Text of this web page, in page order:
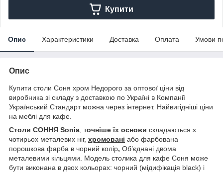
Купити
Опис Характеристики Доставка Оплата Умови
Опис
Купити столи Соня хром Недорого за оптової ціни від
виробника зі складу з доставкою по Україні в Компанії
Український Стандарт можна через інтернет. Найвигідніші ціни
на меблі для кафе.
Столи СОННЯ Sonia , точніше їх основи складаються з
чотирьох металевих ніг, хромовані або фарбована
порошкова фарба в чорний колір, Об’єднані двома
металевими кільцями. Модель столика для кафе Соня може
бути виконана в двох кольорах: чорний (мідифікація black) і